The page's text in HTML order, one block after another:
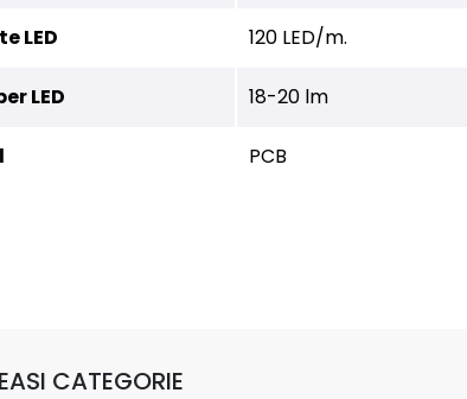
LED 120 LED/m.
LED 18-20 lm
PCB
CATEGORIE